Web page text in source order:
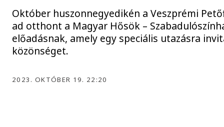
Október huszonnegyedikén a Veszprémi
ad otthont a Magyar Hősök –
előadásnak, amely egy speciális utazásra
közönséget.
2023. OKTÓBER 19. 22:20